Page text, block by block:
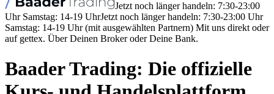
Jetzt noch länger handeln: 7:30-23:00
Uhr Samstag: 14-19 UhrJetzt noch länger handeln: 7:30-23:00 Uhr
Samstag: 14-19 Uhr (mit ausgewählten Partnern) Mit uns direkt oder
auf gettex. Über Deinen Broker oder Deine Bank.
Baader Trading: Die offizielle